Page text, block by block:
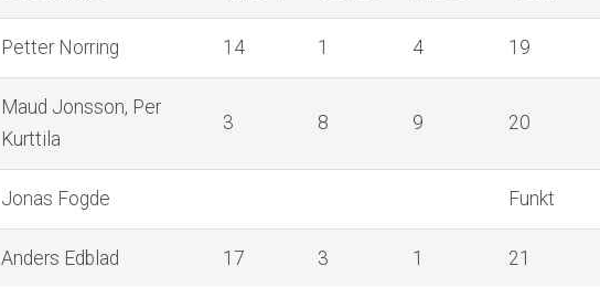
Petter Norring 14 1 4 19
Maud Jonsson, Per
Kurttila
3 8 9 20
Jonas Fogde Funkt
Anders Edblad 17 3 1 21